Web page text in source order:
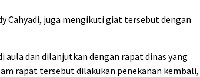
Cahyadi, juga mengikuti giat tersebut dengan
aula dan dilanjutkan dengan rapat dinas yang
rapat tersebut dilakukan penekanan kembali,